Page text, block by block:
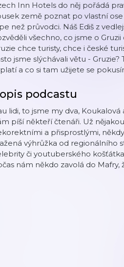
Inn Hotels do něj pořádá
země poznat po vlastní
než průvodci. Náš Ediš z
všechno, co jsme o
chce turisty, chce i české
jsme slýchávali větu -
a co si tam užijete se
podcastu
lidi, to jsme my dva,
píší někteří čtenáři. Už
a přisprostlými,
výhrůžka od regionálního
či youtuberského
nám někdo zavolá do Mafry,